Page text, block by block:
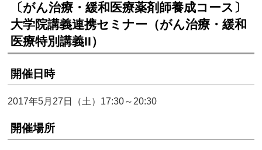
〔がん治療・緩和医療薬剤師養成コース〕
大学院講義連携セミナー（がん治療・緩和
医療特別講義II）
開催日時
2017年5月27日（土）17:30～20:30
開催場所